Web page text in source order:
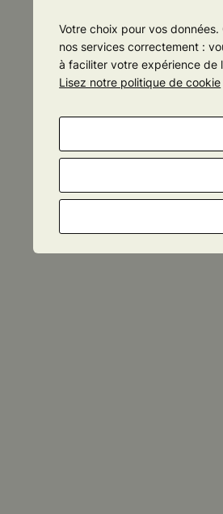
Moteur de recherche
Newsletter
Votre choix pour vos
nos services correctement :
à faciliter votre expérience de
Lisez notre politique de cookie